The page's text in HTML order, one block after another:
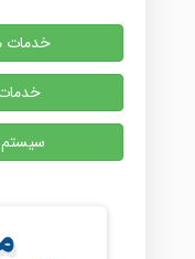
خدمات